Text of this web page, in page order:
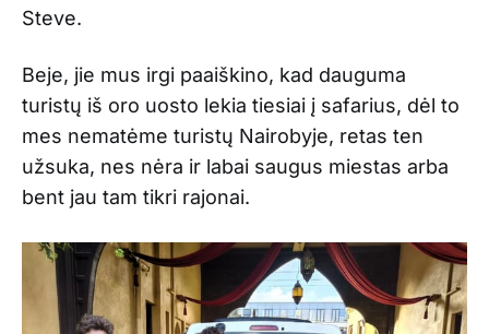
Steve.
Beje, jie mus irgi paaiškino, kad dauguma
turistų iš oro uosto lekia tiesiai į safarius, dėl to
mes nematėme turistų Nairobyje, retas ten
užsuka, nes nėra ir labai saugus miestas arba
bent jau tam tikri rajonai.